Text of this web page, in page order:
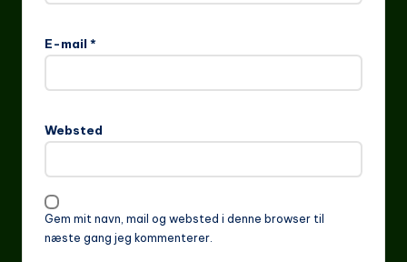
E-mail *
Websted
Gem mit navn, mail og websted i denne browser til
næste gang jeg kommenterer.